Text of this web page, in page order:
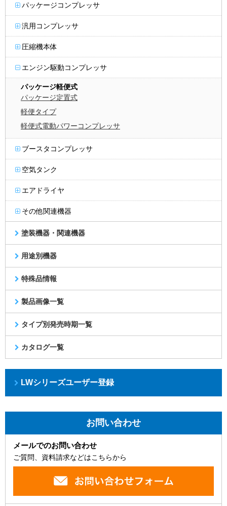
パッケージコンプレッサ
汎用コンプレッサ
圧縮機本体
エンジン駆動コンプレッサ
パッケージ軽便式
パッケージ定置式
軽便タイプ
軽便式電動パワーコンプレッサ
ブースタコンプレッサ
空気タンク
エアドライヤ
その他関連機器
塗装機器・関連機器
用途別機器
特殊品情報
製品画像一覧
タイプ別発売時期一覧
カタログ一覧
LWシリーズユーザー登録
お問い合わせ
メールでのお問い合わせ
ご質問、資料請求などはこちらから